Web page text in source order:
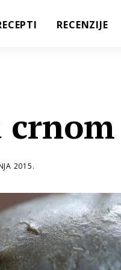
RECENZIJE
2015.